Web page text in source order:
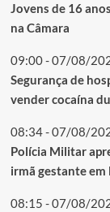
Jovens de 16
na Câmara
09:00 - 07/08/
Segurança de
vender cocaína
08:34 - 07/08/
Polícia Militar
irmã gestante em
08:15 - 07/08/